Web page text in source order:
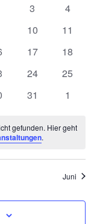
und
0
3
0
4
0
10
0
11
0
17
0
18
0
24
0
25
0
31
0
1
gefunden. Hier geht
.
Juni